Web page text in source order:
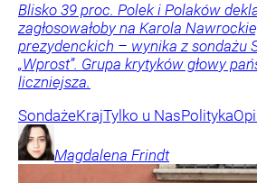
Blisko 39 proc. Polek i Polaków
zagłosowałoby na Karola
prezydenckich – wynika z sondażu
„Wprost”. Grupa krytyków głowy
liczniejsza.
SondażeKrajTylko u NasPolityka
Magdalena Frindt